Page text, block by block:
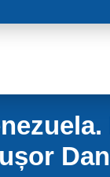
Dan